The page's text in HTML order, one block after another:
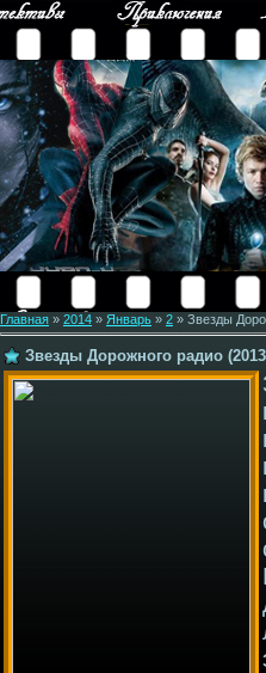
Главная » 2014 » Январь » 2 » Звезды
Звезды Дорожного радио